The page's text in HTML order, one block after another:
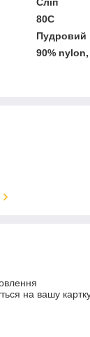
80C
Пудровий
90%
на вашу